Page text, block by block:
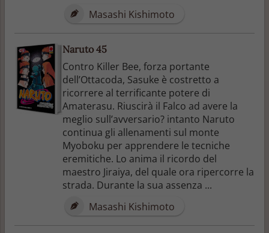
Masashi Kishimoto
Naruto 45
Contro Killer Bee, forza portante
dell’Ottacoda, Sasuke è costretto a
ricorrere al terrificante potere di
Amaterasu. Riuscirà il Falco ad avere la
meglio sull’avversario? intanto Naruto
continua gli allenamenti sul monte
Myoboku per apprendere le tecniche
eremitiche. Lo anima il ricordo del
maestro Jiraiya, del quale ora ripercorre la
strada. Durante la sua assenza ...
Masashi Kishimoto